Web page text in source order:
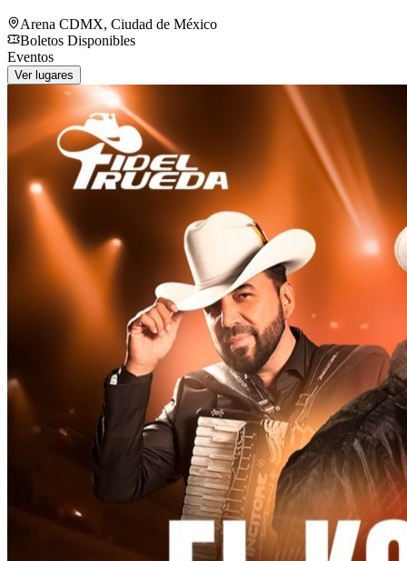
Arena CDMX, Ciudad de México
Boletos Disponibles
Eventos
Ver lugares